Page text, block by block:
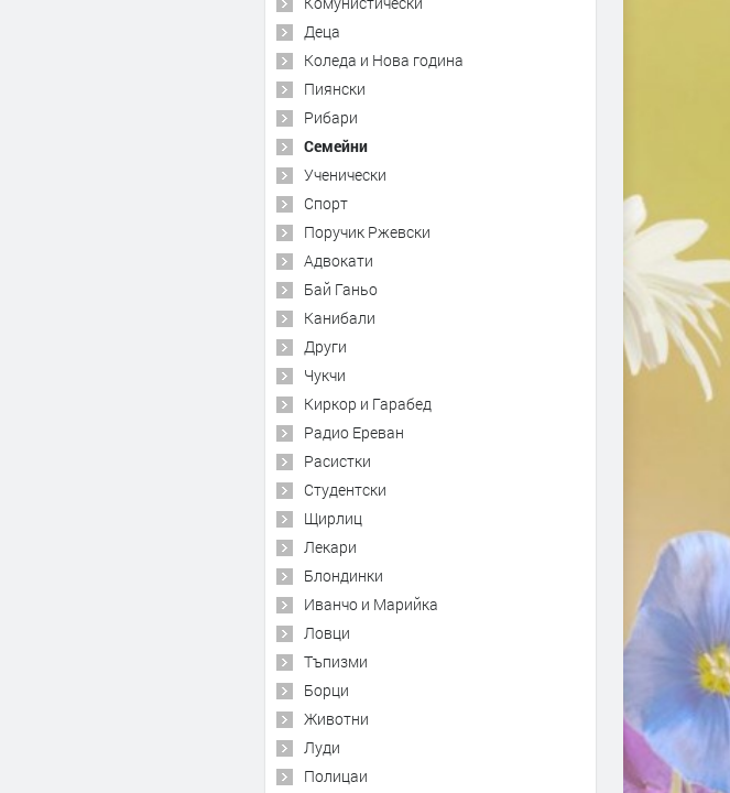
Деца
Коледа и Нова година
Пиянски
Рибари
Семейни
Ученически
Спорт
Поручик Ржевски
Адвокати
Бай Ганьо
Канибали
Други
Чукчи
Киркор и Гарабед
Радио Ереван
Расистки
Студентски
Щирлиц
Лекари
Блондинки
Иванчо и Марийка
Ловци
Тъпизми
Борци
Животни
Луди
Полицаи